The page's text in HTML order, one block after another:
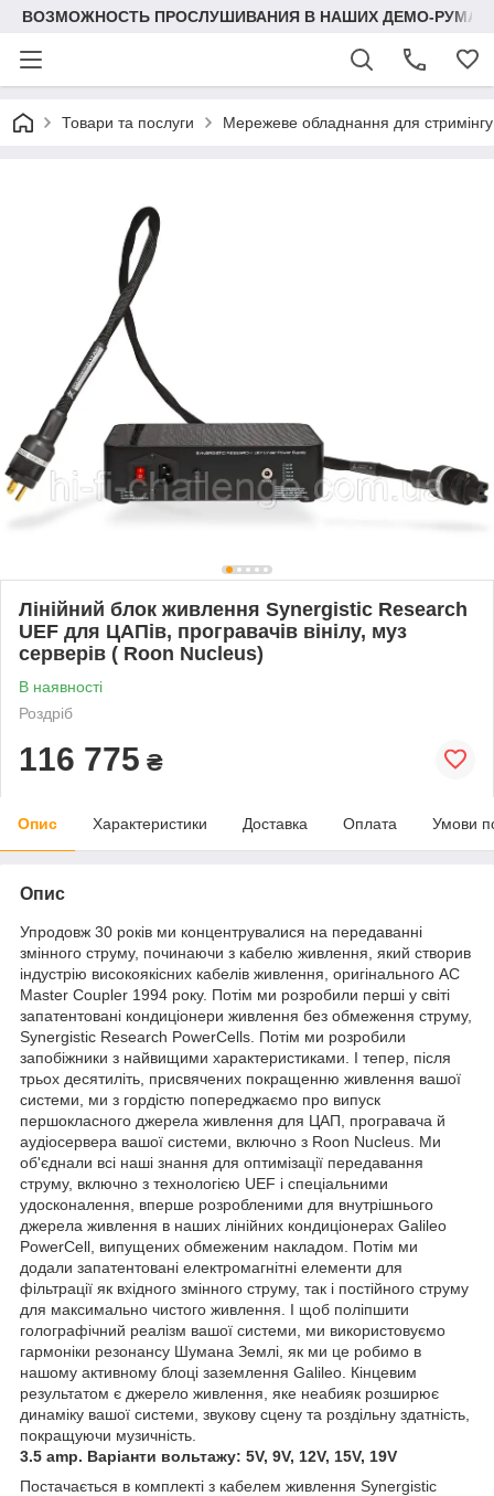
ВОЗМОЖНОСТЬ ПРОСЛУШИВАНИЯ В НАШИХ ДЕМО-РУМАХ
Товари та послуги Мережеве обладнання для стримінгу
Лінійний блок живлення Synergistic Research
UEF для ЦАПів, програвачів вінілу, муз
серверів ( Roon Nucleus)
В наявності
Роздріб
116 775 ₴
Опис Характеристики Доставка Оплата Умови
Опис
Упродовж 30 років ми концентрувалися на передаванні
змінного струму, починаючи з кабелю живлення, який створив
індустрію високоякісних кабелів живлення, оригінального AC
Master Coupler 1994 року. Потім ми розробили перші у світі
запатентовані кондиціонери живлення без обмеження струму,
Synergistic Research PowerCells. Потім ми розробили
запобіжники з найвищими характеристиками. І тепер, після
трьох десятиліть, присвячених покращенню живлення вашої
системи, ми з гордістю попереджаємо про випуск
першокласного джерела живлення для ЦАП, програвача й
аудіосервера вашої системи, включно з Roon Nucleus. Ми
об'єднали всі наші знання для оптимізації передавання
струму, включно з технологією UEF і спеціальними
удосконалення, вперше розробленими для внутрішнього
джерела живлення в наших лінійних кондиціонерах Galileo
PowerCell, випущених обмеженим накладом. Потім ми
додали запатентовані електромагнітні елементи для
фільтрації як вхідного змінного струму, так і постійного струму
для максимально чистого живлення. І щоб поліпшити
голографічний реалізм вашої системи, ми використовуємо
гармоніки резонансу Шумана Землі, як ми це робимо в
нашому активному блоці заземлення Galileo. Кінцевим
результатом є джерело живлення, яке неабияк розширює
динаміку вашої системи, звукову сцену та роздільну здатність,
покращуючи музичність.
3.5 amp. Варіанти вольтажу: 5V, 9V, 12V, 15V, 19V
Постачається в комплекті з кабелем живлення Synergistic